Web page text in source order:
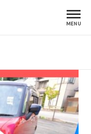
MENU